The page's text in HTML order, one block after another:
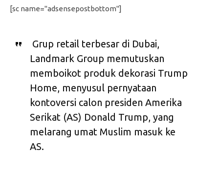
[sc name="adsensepostbottom"]
Grup retail terbesar di Dubai,
Landmark Group memutuskan
memboikot produk dekorasi Trump
Home, menyusul pernyataan
kontoversi calon presiden Amerika
Serikat (AS) Donald Trump, yang
melarang umat Muslim masuk ke
AS.